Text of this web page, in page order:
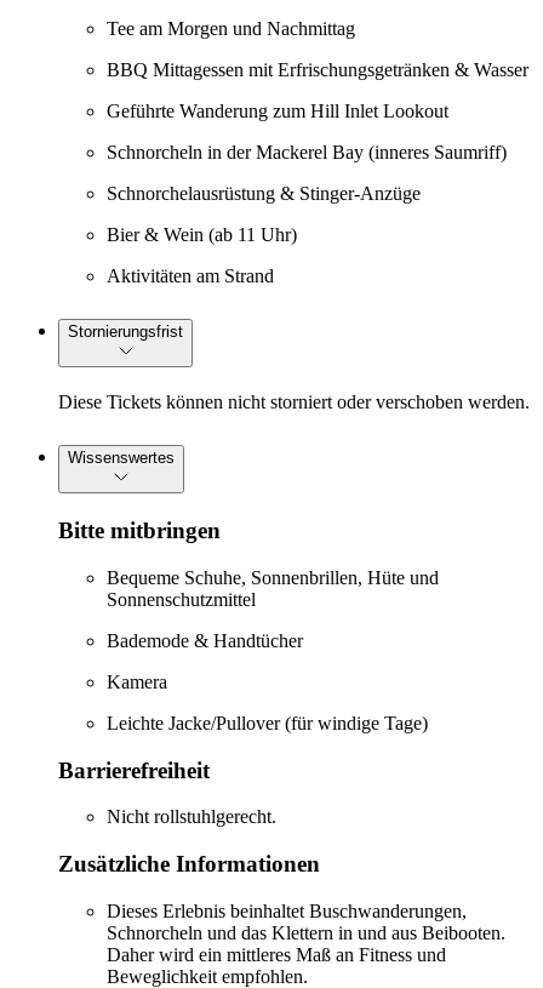
Tee am Morgen und Nachmittag
BBQ Mittagessen mit Erfrischungsgetränken & Wasser
Geführte Wanderung zum Hill Inlet Lookout
Schnorcheln in der Mackerel Bay (inneres Saumriff)
Schnorchelausrüstung & Stinger-Anzüge
Bier & Wein (ab 11 Uhr)
Aktivitäten am Strand
Stornierungsfrist
Diese Tickets können nicht storniert oder verschoben werden.
Wissenswertes
Bitte mitbringen
Bequeme Schuhe, Sonnenbrillen, Hüte und
Sonnenschutzmittel
Bademode & Handtücher
Kamera
Leichte Jacke/Pullover (für windige Tage)
Barrierefreiheit
Nicht rollstuhlgerecht.
Zusätzliche Informationen
Dieses Erlebnis beinhaltet Buschwanderungen,
Schnorcheln und das Klettern in und aus Beibooten.
Daher wird ein mittleres Maß an Fitness und
Beweglichkeit empfohlen.